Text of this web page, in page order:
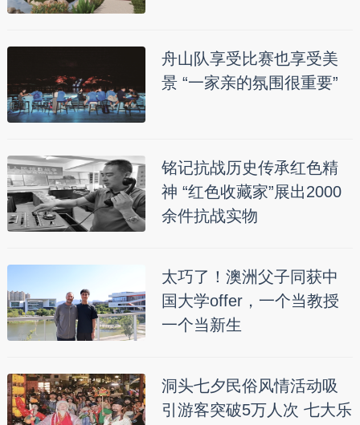
舟山队享受比赛也享受美
景 “一家亲的氛围很重要”
铭记抗战历史传承红色精
神 “红色收藏家”展出2000
余件抗战实物
太巧了！澳洲父子同获中
国大学offer，一个当教授
一个当新生
洞头七夕民俗风情活动吸
引游客突破5万人次 七大乐